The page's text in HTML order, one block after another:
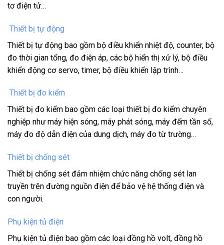
tơ điện tử…
Thiết bị tự động
Thiết bị tự động bao gồm bộ điều khiển nhiệt độ, counter, bộ
đo thời gian tổng, đo điện áp, các bộ hiển thị xử lý, bộ điều
khiển động cơ servo, timer, bộ điều khiển lập trình…
Thiết bị đo kiểm
Thiết bị đo kiểm bao gồm các loại thiết bị đo kiểm chuyên
nghiệp như máy hiện sóng, máy phát sóng, máy đếm tần số,
máy đo độ dẫn điện của dung dịch, máy đo từ trường…
Thiết bị chống sét
Thiết bị chống sét đảm nhiệm chức năng chống sét lan
truyền trên đường nguồn điện để bảo vệ hệ thống điện và
con người.
Phụ kiện tủ điện
Phụ kiện tủ điện bao gồm các loại đồng hồ volt, đồng hồ